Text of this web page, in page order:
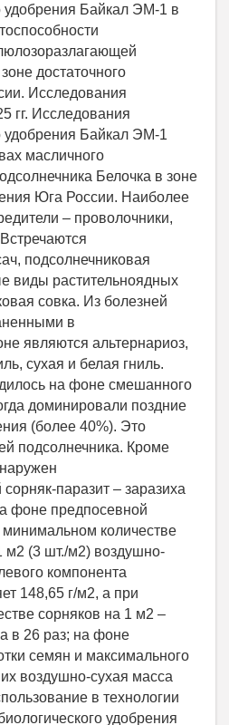
удобрения Байкал ЭМ-1 в
достаточного
Исследования
гг. Исследования
удобрения Байкал ЭМ-1
масличного
Белочка в зоне
Юга России. Наиболее
– проволочники,
подсолнечниковая
виды растительноядных
совка. Из болезней
в
являются альтернариоз,
сухая и белая гниль.
на фоне смешанного
доминировали поздние
(более 40%). Это
подсолнечника. Кроме
паразит – заразиха
фоне предпосевной
количестве
м2 (3 шт./м2) воздушно-
компонента
148,65 г/м2, а при
сорняков на 1 м2 –
в 26 раз; на фоне
семян и максимального
воздушно-сухая масса
в технологии
удобрения